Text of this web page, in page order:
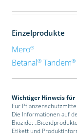
Einzelprodukte
Mero®
Betanal®Tandem®
Wichtiger Hinweis
Für
Die Informationen auf
Biozide:
Etikett und